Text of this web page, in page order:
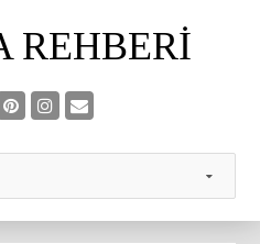
REHBERI